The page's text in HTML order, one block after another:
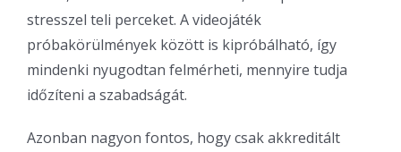
stresszel teli perceket. A videojáték
próbakörülmények között is kipróbálható, így
mindenki nyugodtan felmérheti, mennyire tudja
időzíteni a szabadságát.
Azonban nagyon fontos, hogy csak akkreditált